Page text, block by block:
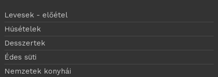
Levesek - előétel
Húsételek
Desszertek
Édes süti
Nemzetek konyhái